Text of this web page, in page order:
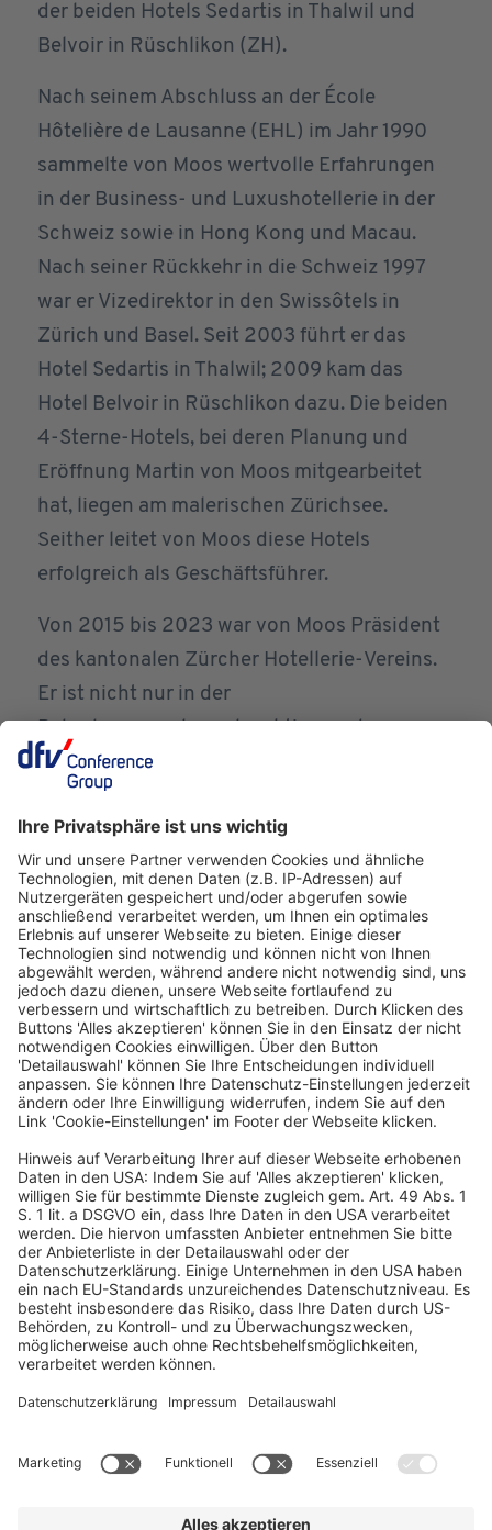
der beiden Hotels Sedartis in Thalwil und
Belvoir in Rüschlikon (ZH).
Nach seinem Abschluss an der École
Hôtelière de Lausanne (EHL) im Jahr 1990
sammelte von Moos wertvolle Erfahrungen
in der Business- und Luxushotellerie in der
Schweiz sowie in Hong Kong und Macau.
Nach seiner Rückkehr in die Schweiz 1997
war er Vizedirektor in den Swissôtels in
Zürich und Basel. Seit 2003 führt er das
Hotel Sedartis in Thalwil; 2009 kam das
Hotel Belvoir in Rüschlikon dazu. Die beiden
4-Sterne-Hotels, bei deren Planung und
Eröffnung Martin von Moos mitgearbeitet
hat, liegen am malerischen Zürichsee.
Seither leitet von Moos diese Hotels
erfolgreich als Geschäftsführer.
Von 2015 bis 2023 war von Moos Präsident
des kantonalen Zürcher Hotellerie-Vereins.
Er ist nicht nur in der
engagiert sich auch in verschiedenen
Verwaltungsratsmandate im Tourismus,
unter anderem bei Zürich Tourismus oder bei
Swiss Quality Hotels International. Als
Familienmensch verbringt er seine Freizeit
gerne beim Sport – im Sommer auf dem See,
im Winter auf den Skipisten.
Deutscher Hotelkongress
19./20. April 2027
Kap Europa
Frankfurt